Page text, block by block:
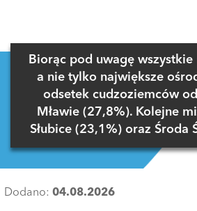
Biorąc pod uwagę
a nie tylko największe
odsetek cudzoziemców
Mławie (27,8%). Kolejne
Słubice (23,1%) oraz Środa
Dodano: 04.08.2026